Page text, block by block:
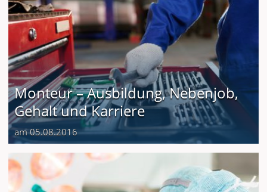
Monteur – Ausbildung, Nebenjob,
Gehalt und Karriere
am 05.08.2016